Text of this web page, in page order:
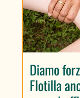
Diamo
Flotilla